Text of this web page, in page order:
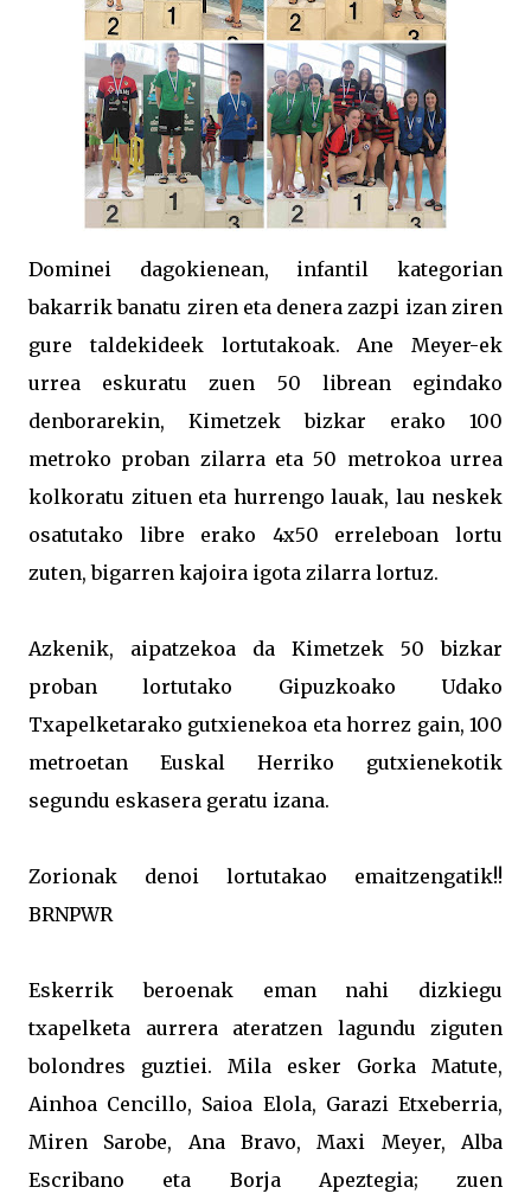
Dominei dagokienean, infantil kategorian
bakarrik banatu ziren eta denera zazpi izan ziren
gure taldekideek lortutakoak. Ane Meyer-ek
urrea eskuratu zuen 50 librean egindako
denborarekin, Kimetzek bizkar erako 100
metroko proban zilarra eta 50 metrokoa urrea
kolkoratu zituen eta hurrengo lauak, lau neskek
osatutako libre erako 4x50 erreleboan lortu
zuten, bigarren kajoira igota zilarra lortuz.
Azkenik, aipatzekoa da Kimetzek 50 bizkar
proban lortutako Gipuzkoako Udako
Txapelketarako gutxienekoa eta horrez gain, 100
metroetan Euskal Herriko gutxienekotik
segundu eskasera geratu izana.
Zorionak denoi lortutakao emaitzengatik!!
BRNPWR
Eskerrik beroenak eman nahi dizkiegu
txapelketa aurrera ateratzen lagundu ziguten
bolondres guztiei. Mila esker Gorka Matute,
Ainhoa Cencillo, Saioa Elola, Garazi Etxeberria,
Miren Sarobe, Ana Bravo, Maxi Meyer, Alba
Escribano eta Borja Apeztegia; zuen